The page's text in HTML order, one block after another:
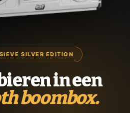
SILVER EDITION
in een
boombox.